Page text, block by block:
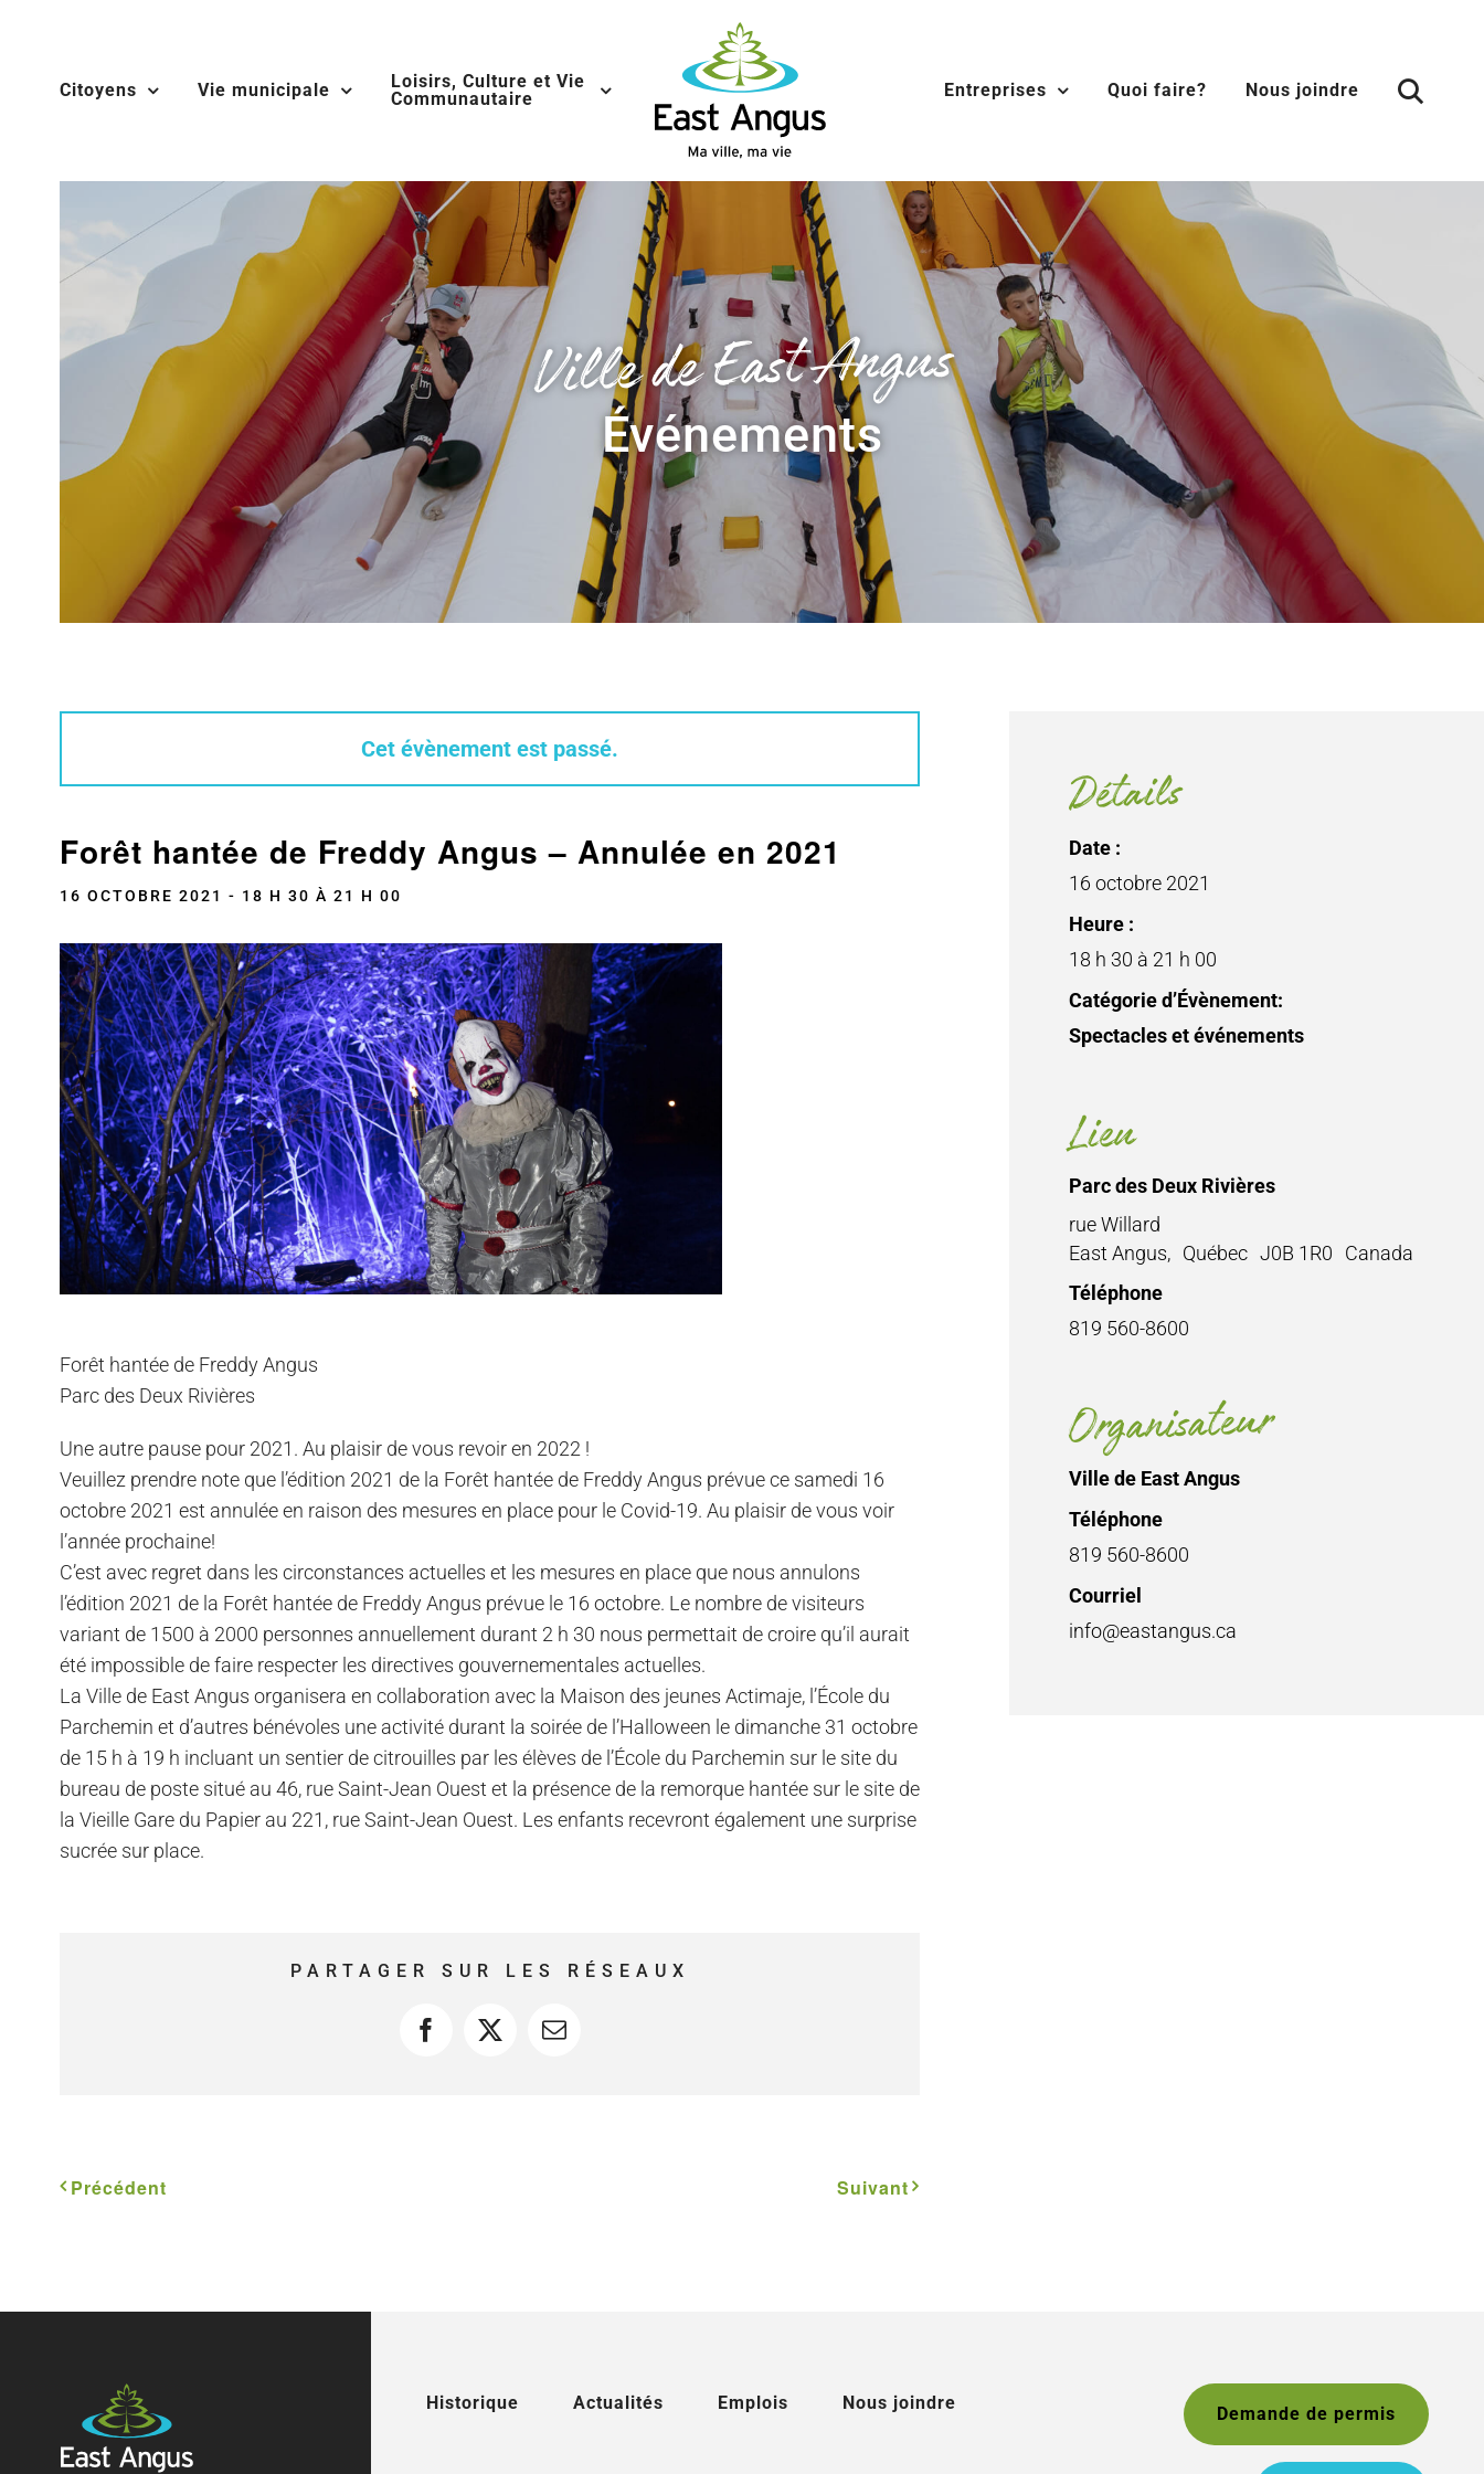
contentCitoyens Vie municipale
Loisirs, Culture et Vie
Communautaire
Entreprises Quoi faire? Nous joindre
Ville de East Angus
Événements
Cet évènement est passé.
Forêt hantée de Freddy Angus – Annulée en 2021
16 OCTOBRE 2021 - 18 H 30 À 21 H 00
Forêt hantée de Freddy Angus
Parc des Deux Rivières
Une autre pause pour 2021. Au plaisir de vous revoir en 2022 !
Veuillez prendre note que l’édition 2021 de la Forêt hantée de Freddy Angus prévue ce samedi 16
octobre 2021 est annulée en raison des mesures en place pour le Covid-19. Au plaisir de vous voir
l’année prochaine!
C’est avec regret dans les circonstances actuelles et les mesures en place que nous annulons
l’édition 2021 de la Forêt hantée de Freddy Angus prévue le 16 octobre. Le nombre de visiteurs
variant de 1500 à 2000 personnes annuellement durant 2 h 30 nous permettait de croire qu’il aurait
été impossible de faire respecter les directives gouvernementales actuelles.
La Ville de East Angus organisera en collaboration avec la Maison des jeunes Actimaje, l’École du
Parchemin et d’autres bénévoles une activité durant la soirée de l’Halloween le dimanche 31 octobre
de 15 h à 19 h incluant un sentier de citrouilles par les élèves de l’École du Parchemin sur le site du
bureau de poste situé au 46, rue Saint-Jean Ouest et la présence de la remorque hantée sur le site de
la Vieille Gare du Papier au 221, rue Saint-Jean Ouest. Les enfants recevront également une surprise
sucrée sur place.
PARTAGER SUR LES RÉSEAUX
Facebook
X Courriel
Précédent Suivant
Détails
Date :
16 octobre 2021
Heure :
18 h 30 à 21 h 00
Catégorie d’Évènement:
Spectacles et événements
Lieu
Parc des Deux Rivières
rue Willard
East Angus, Québec J0B 1R0
Canada
Téléphone
819 560-8600
Organisateur
Ville de East Angus
Téléphone
819 560-8600
Courriel
info@eastangus.ca
Historique Actualités Emplois Nous joindre
Demande de permis